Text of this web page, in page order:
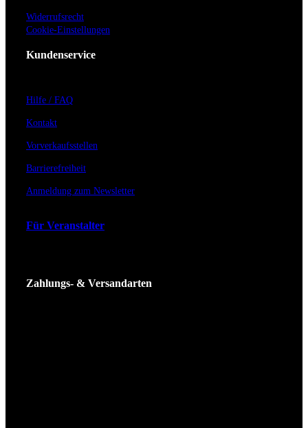
Widerrufsrecht
Cookie-Einstellungen
Kundenservice
Hilfe / FAQ
Kontakt
Vorverkaufsstellen
Barrierefreiheit
Anmeldung zum Newsletter
Für Veranstalter
Zahlungs- & Versandarten